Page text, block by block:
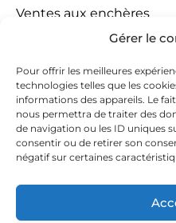
Gérer le
Pour offrir les meilleures
technologies telles que les
informations des appareils. Le
nous permettra de traiter des
de navigation ou les ID uniques
consentir ou de retirer son
négatif sur certaines
Ventes aux enchères
Compétences
Jeux concours
Liens
Contact
Contactez-nous
huissiers@tapella-nilles.lu